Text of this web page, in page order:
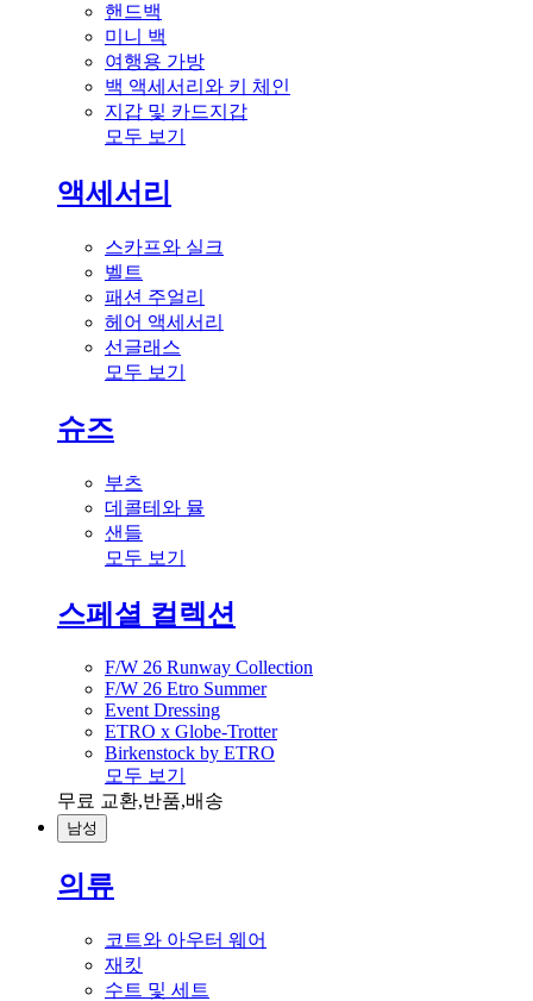
핸드백
미니 백
여행용 가방
백 액세서리와 키 체인
지갑 및 카드지갑
모두 보기
액세서리
스카프와 실크
벨트
패션 주얼리
헤어 액세서리
선글래스
모두 보기
슈즈
부츠
데콜테와 뮬
샌들
모두 보기
스페셜 컬렉션
F/W 26 Runway Collection
F/W 26 Etro Summer
Event Dressing
ETRO x Globe-Trotter
Birkenstock by ETRO
모두 보기
무료 교환,반품,배송
남성
의류
코트와 아우터 웨어
재킷
수트 및 세트